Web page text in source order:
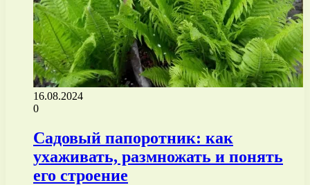
16.08.2024
0
Садовый папоротник: как
ухаживать, размножать и понять
его строение